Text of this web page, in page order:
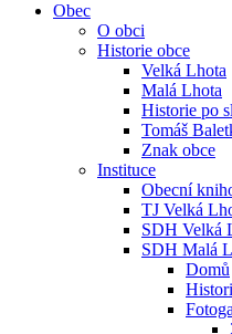
Obec
O obci
Historie obce
Velká Lhota
Malá Lhota
Historie po
Tomáš
Znak obce
Instituce
Obecní
TJ Velká
SDH Velká
SDH Malá
Domů